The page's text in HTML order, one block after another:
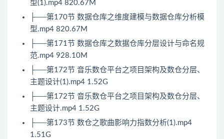
型(1).mp4 820.67M
├──第170节 数据仓库之维度建模与数据仓库分析模
型.mp4 820.67M
├──第171节 数据仓库之数据仓库分层设计与命名规
范.mp4 928.10M
├──第172节 音乐数仓平台之项目架构及数仓分层、
主题设计(1).mp4 1.52G
├──第172节 音乐数仓平台之项目架构及数仓分层、
主题设计.mp4 1.52G
├──第173节 数仓之歌曲影响力指数分析(1).mp4
1.51G